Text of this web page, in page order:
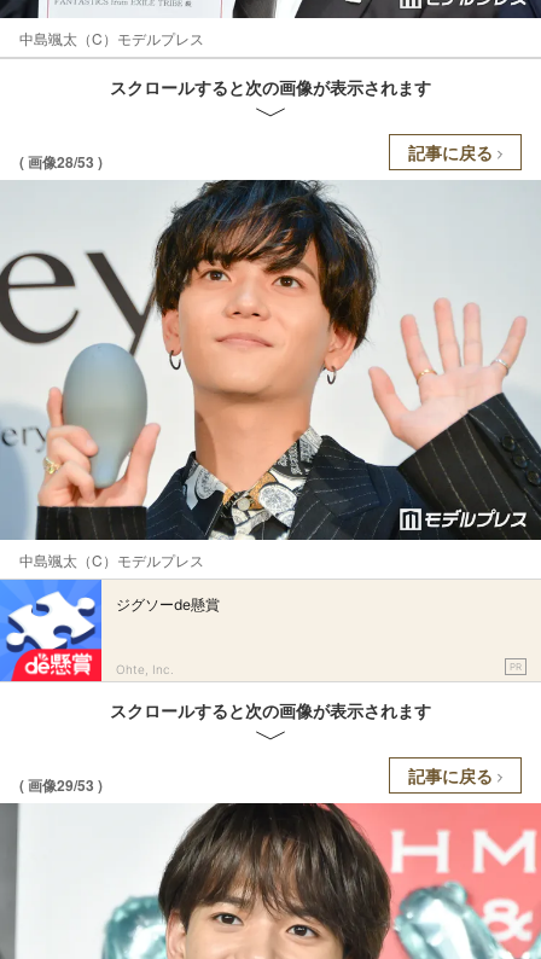
中島颯太（C）モデルプレス
スクロールすると次の画像が表示されます
( 画像28/53 ) 記事に戻る
中島颯太（C）モデルプレス
ジグソーde懸賞
Ohte, Inc. PR
スクロールすると次の画像が表示されます
( 画像29/53 ) 記事に戻る